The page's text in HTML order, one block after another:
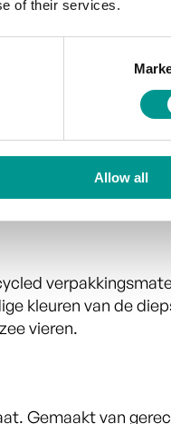
of their services.
Allow all
van
vorm en zacht
kleuren van de
vieren.
Gemaakt van